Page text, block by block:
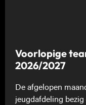
Voorlopige
2026/2027
De afgelopen
jeugdafdeling